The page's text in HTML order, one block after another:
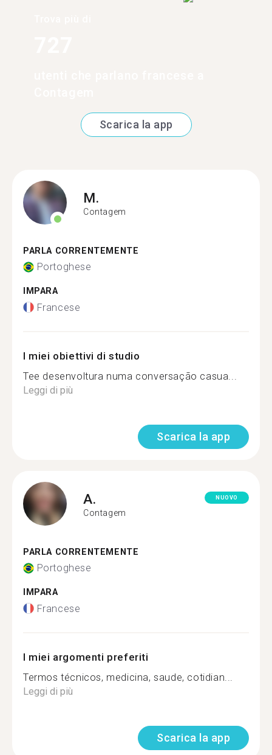
Scarica la app
M.
Contagem
PARLA CORRENTEMENTE
Portoghese
IMPARA
Francese
I miei obiettivi di studio
Tee desenvoltura numa conversação casua...
Leggi di più
Scarica la app
A.
Contagem
NUOVO
PARLA CORRENTEMENTE
Portoghese
IMPARA
Francese
I miei argomenti preferiti
Termos técnicos, medicina, saude, cotidian...
Leggi di più
Scarica la app